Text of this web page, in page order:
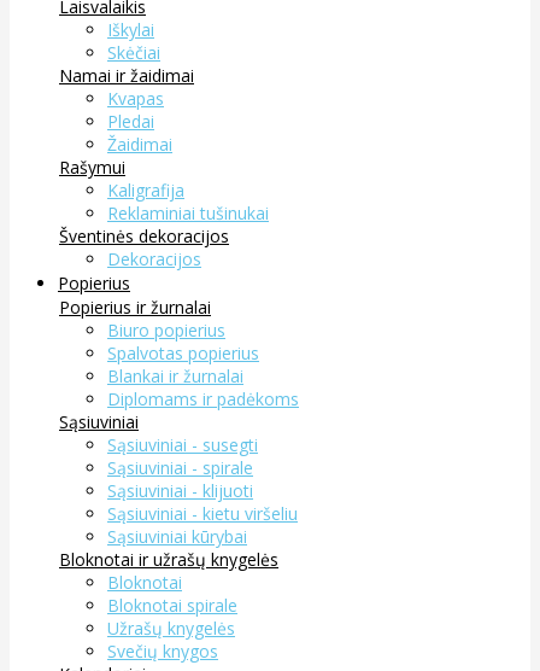
Laisvalaikis
Iškylai
Skėčiai
Namai ir žaidimai
Kvapas
Pledai
Žaidimai
Rašymui
Kaligrafija
Reklaminiai tušinukai
Šventinės dekoracijos
Dekoracijos
Popierius
Popierius ir žurnalai
Biuro popierius
Spalvotas popierius
Blankai ir žurnalai
Diplomams ir padėkoms
Sąsiuviniai
Sąsiuviniai - susegti
Sąsiuviniai - spirale
Sąsiuviniai - klijuoti
Sąsiuviniai - kietu viršeliu
Sąsiuviniai kūrybai
Bloknotai ir užrašų knygelės
Bloknotai
Bloknotai spirale
Užrašų knygelės
Svečių knygos